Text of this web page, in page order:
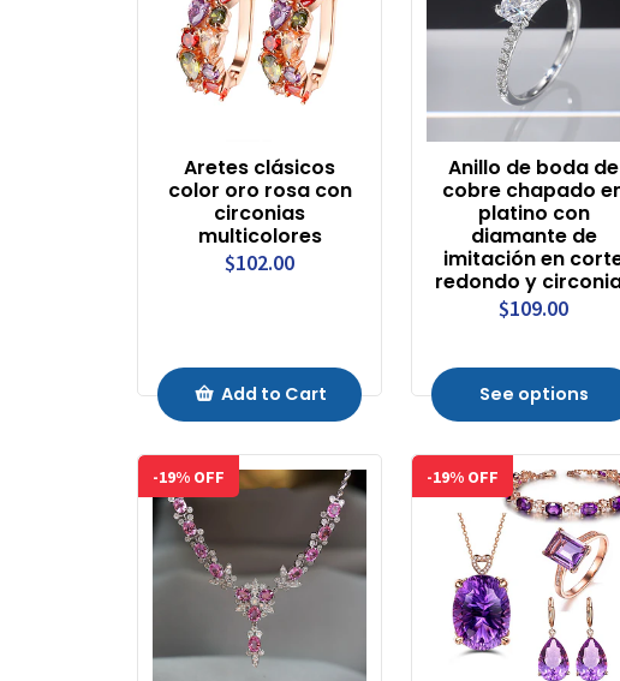
Aretes clásicos
color oro rosa con
circonias
multicolores
$102.00
Add to Cart
Anillo de boda de
cobre chapado
platino con
diamante de
imitación en
redondo y
$109.00
See options
-19% OFF -19% OFF